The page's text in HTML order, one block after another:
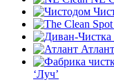
Атлант
‘Луч’